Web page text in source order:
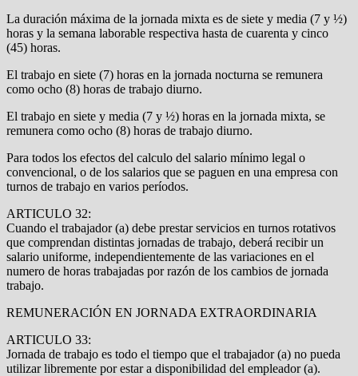
La duración máxima de la jornada mixta es de siete y media (7 y ½)
horas y la semana laborable respectiva hasta de cuarenta y cinco
(45) horas.
El trabajo en siete (7) horas en la jornada nocturna se remunera
como ocho (8) horas de trabajo diurno.
El trabajo en siete y media (7 y ½) horas en la jornada mixta, se
remunera como ocho (8) horas de trabajo diurno.
Para todos los efectos del calculo del salario mínimo legal o
convencional, o de los salarios que se paguen en una empresa con
turnos de trabajo en varios períodos.
ARTICULO 32:
Cuando el trabajador (a) debe prestar servicios en turnos rotativos
que comprendan distintas jornadas de trabajo, deberá recibir un
salario uniforme, independientemente de las variaciones en el
numero de horas trabajadas por razón de los cambios de jornada
trabajo.
REMUNERACIÓN EN JORNADA EXTRAORDINARIA
ARTICULO 33:
Jornada de trabajo es todo el tiempo que el trabajador (a) no pueda
utilizar libremente por estar a disponibilidad del empleador (a).